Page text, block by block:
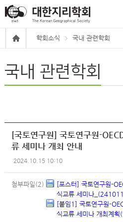
학회소식 국내 관련학회
국내 관련학회
[국토연구원] 국토연구원-
류 세미나 개최 안내
2024.10.15 10:10
첨부파일(2)
[포스터] 국토연구원-
식교류 세미나
[붙임1] 국토연구원-
식교류 세미나 개최계